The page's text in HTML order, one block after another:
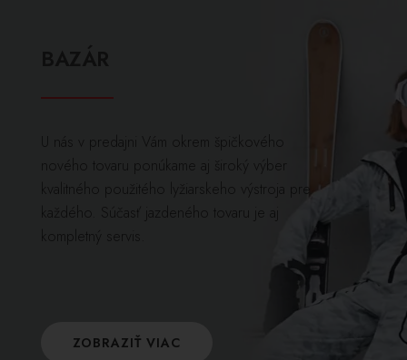
U nás v predajni Vám okrem špičkového
nového tovaru ponúkame aj široký výber
kvalitného použitého lyžiarskeho výstroja pre
každého. Súčasť jazdeného tovaru je aj
kompletný servis.
ZOBRAZIŤ VIAC